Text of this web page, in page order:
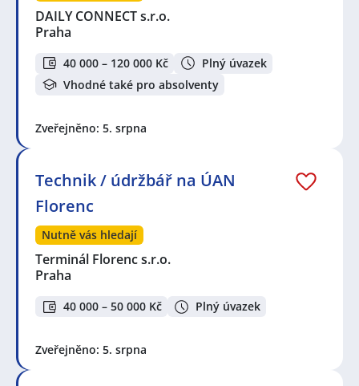
DAILY CONNECT s.r.o.
Praha
40 000 – 120 000 Kč
Plný úvazek
Vhodné také pro absolventy
Zveřejněno: 5. srpna
Technik / údržbář na ÚAN
Florenc
Nutně vás hledají
Terminál Florenc s.r.o.
Praha
40 000 – 50 000 Kč Plný úvazek
Zveřejněno: 5. srpna